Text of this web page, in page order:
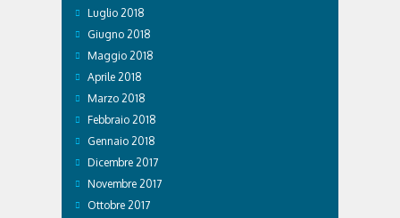
Luglio 2018
Giugno 2018
Maggio 2018
Aprile 2018
Marzo 2018
Febbraio 2018
Gennaio 2018
Dicembre 2017
Novembre 2017
Ottobre 2017